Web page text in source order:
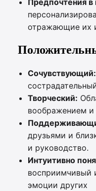
Предпочтения в
отражающие их
Сочувствующий:
Творческий:
воображением
друзьями и
и руководство.
Интуитивно
восприимчивый
эмоции других